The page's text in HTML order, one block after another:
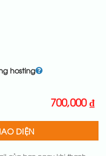
hosting
700,000₫
DIỆN